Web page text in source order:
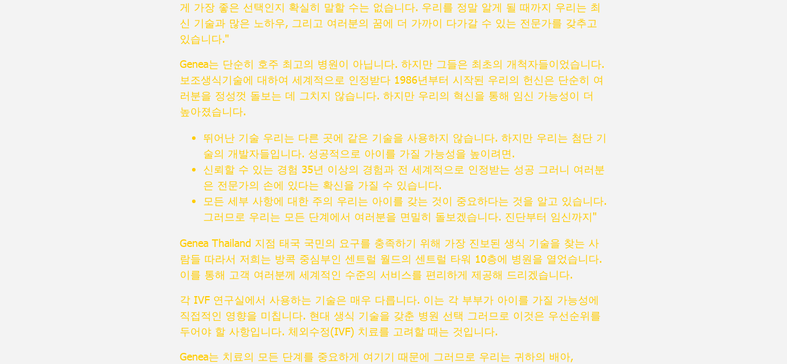
게 가장 좋은 선택인지 확실히 말할 수는 없습니다. 우리를 정말 알게 될 때까지 우리는 최
신 기술과 많은 노하우, 그리고 여러분의 꿈에 더 가까이 다가갈 수 있는 전문가를 갖추고
있습니다."
Genea는 단순히 호주 최고의 병원이 아닙니다. 하지만 그들은 최초의 개척자들이었습니다.
보조생식기술에 대하여 세계적으로 인정받다 1986년부터 시작된 우리의 헌신은 단순히 여
러분을 정성껏 돌보는 데 그치지 않습니다. 하지만 우리의 혁신을 통해 임신 가능성이 더
높아졌습니다.
뛰어난 기술 우리는 다른 곳에 같은 기술을 사용하지 않습니다. 하지만 우리는 첨단 기
술의 개발자들입니다. 성공적으로 아이를 가질 가능성을 높이려면.
신뢰할 수 있는 경험 35년 이상의 경험과 전 세계적으로 인정받는 성공 그러니 여러분
은 전문가의 손에 있다는 확신을 가질 수 있습니다.
모든 세부 사항에 대한 주의 우리는 아이를 갖는 것이 중요하다는 것을 알고 있습니다.
그러므로 우리는 모든 단계에서 여러분을 면밀히 돌보겠습니다. 진단부터 임신까지"
Genea Thailand 지점 태국 국민의 요구를 충족하기 위해 가장 진보된 생식 기술을 찾는 사
람들 따라서 저희는 방콕 중심부인 센트럴 월드의 센트럴 타워 10층에 병원을 열었습니다.
이를 통해 고객 여러분께 세계적인 수준의 서비스를 편리하게 제공해 드리겠습니다.
각 IVF 연구실에서 사용하는 기술은 매우 다릅니다. 이는 각 부부가 아이를 가질 가능성에
직접적인 영향을 미칩니다. 현대 생식 기술을 갖춘 병원 선택 그러므로 이것은 우선순위를
두어야 할 사항입니다. 체외수정(IVF) 치료를 고려할 때는 것입니다.
Genea는 치료의 모든 단계를 중요하게 여기기 때문에 그러므로 우리는 귀하의 배아,